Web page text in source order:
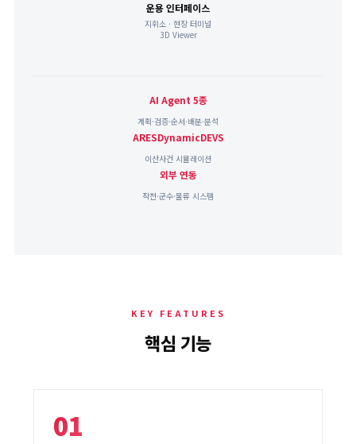
운용 인터페이스
지휘소 · 현장 터미널
3D Viewer
AI Agent 5종
계획·검증·순서·배분·분석
ARESDynamicDEVS
이산사건 시뮬레이션
외부 연동
작전·군수·물류 시스템
KEY FEATURES
핵심 기능
01